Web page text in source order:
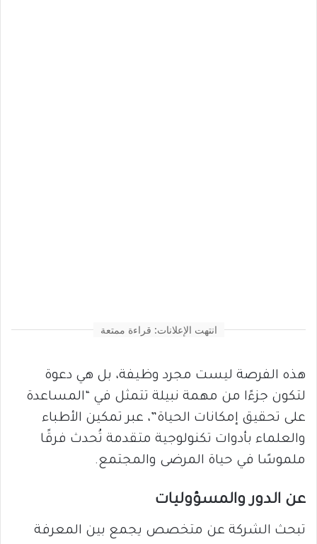
انتهت الإعلانات: قراءة ممتعة
هذه الفرصة ليست مجرد وظيفة، بل هي دعوة
لتكون جزءًا من مهمة نبيلة تتمثل في “المساعدة
على تحقيق إمكانات الحياة”، عبر تمكين الأطباء
والعلماء بأدوات تكنولوجية متقدمة تُحدث فرقًا
ملموسًا في حياة المرضى والمجتمع.
عن الدور والمسؤوليات
تبحث الشركة عن متخصص يجمع بين المعرفة